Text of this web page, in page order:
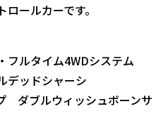
ールカーです。
フルタイム4WDシステム
デッドシャーシ
ダブルウィッシュボーンサ